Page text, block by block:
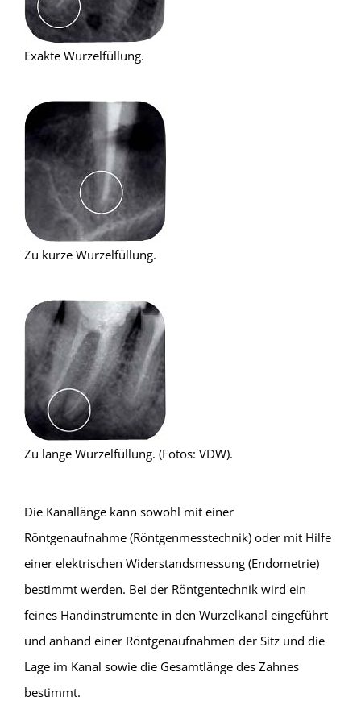
Exakte Wurzelfüllung.
Zu kurze Wurzelfüllung.
Zu lange Wurzelfüllung. (Fotos: VDW).
Die Kanallänge kann sowohl mit einer
Röntgenaufnahme (Röntgenmesstechnik) oder mit Hilfe
einer elektrischen Widerstandsmessung (Endometrie)
bestimmt werden. Bei der Röntgentechnik wird ein
feines Handinstrumente in den Wurzelkanal eingeführt
und anhand einer Röntgenaufnahmen der Sitz und die
Lage im Kanal sowie die Gesamtlänge des Zahnes
bestimmt.